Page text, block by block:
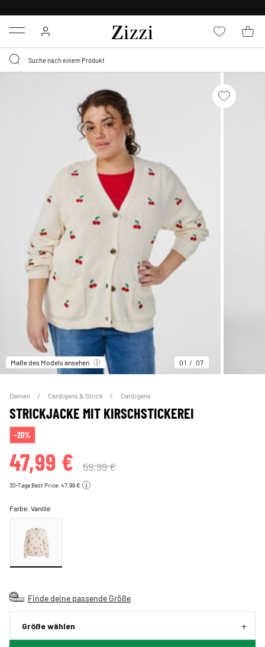
Menu
Maße des Models ansehen 01 07
Damen Cardigans & Strick Cardigans
STRICKJACKE MIT KIRSCHSTICKEREI
-20%
47,99 € 59,99 €
30-Tage Best Price: 47,99 €
Farbe:Vanille
Finde deine passende Größe
Größe wählen